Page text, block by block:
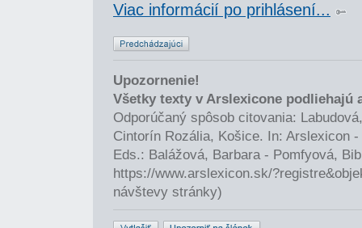
Viac informácií po prihlásení...
Upozornenie!
Všetky texty v Arslexicone podliehajú
Odporúčaný spôsob citovania:
Cintorín Rozália, Košice. In: Arslexicon
Eds.: Balážová, Barbara - Pomfyová,
https://www.arslexicon.sk/
návštevy stránky)